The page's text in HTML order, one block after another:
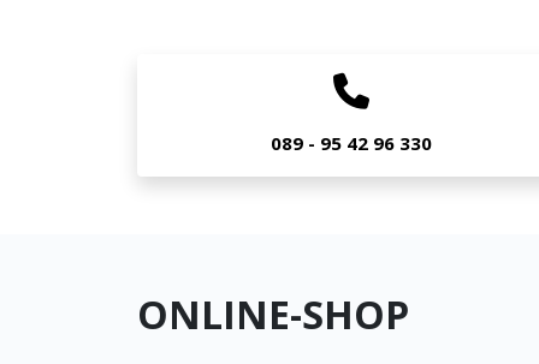
089 - 95 42 96 330
ONLINE-SHOP